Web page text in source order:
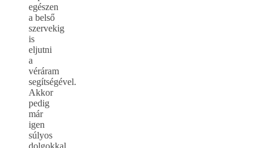
egészen
a belső
szervekig
is
eljutni
a
véráram
segítségével.
Akkor
pedig
már
igen
súlyos
dolgokkal